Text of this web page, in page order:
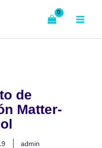
de
Matter-
admin